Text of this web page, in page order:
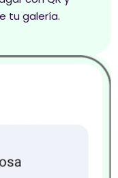
tu galería.